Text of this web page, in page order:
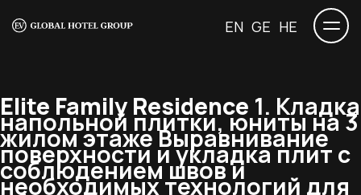
EN GE HE
Elite Family Residence 1. Кладка
напольной плитки, юниты на 3
жилом этаже Выравнивание
поверхности и укладка плит с
соблюдением швов и
необходимых технологий для